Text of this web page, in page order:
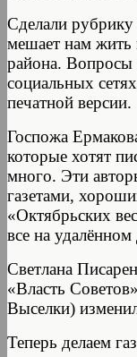
Сделали
мешает нам жить
района. Вопросы
социальных
печатной версии.
Госпожа
которые хотят
много. Эти
газетами,
«Октябрьских
все на удалённом
Светлана
«Власть
Выселки)
Теперь делаем